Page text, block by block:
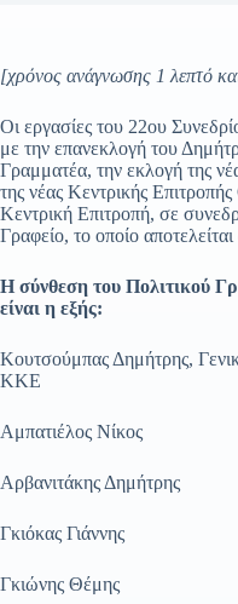
[χρόνος ανάγνωσης 1 λεπτό
Οι εργασίες του 22ου
με την επανεκλογή του
Γραμματέα, την εκλογή της
της νέας Κεντρικής
Κεντρική Επιτροπή, σε
Γραφείο, το οποίο
Η σύνθεση του Πολιτικού
είναι η εξής:
Κουτσούμπας Δημήτρης,
ΚΚΕ
Αμπατιέλος Νίκος
Αρβανιτάκης Δημήτρης
Γκιόκας Γιάννης
Γκιώνης Θέμης